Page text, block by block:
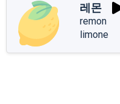
레몬
remon
limone